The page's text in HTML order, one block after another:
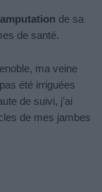
de sa
de santé.
ma veine
été irriguées
de suivi, j’ai
de mes jambes